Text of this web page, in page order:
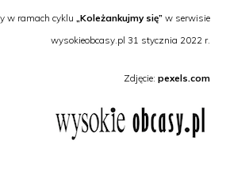
w ramach cyklu „Koleżankujmy się” w serwisie
wysokieobcasy.pl 31 stycznia 2022 r.
Zdjęcie: pexels.com